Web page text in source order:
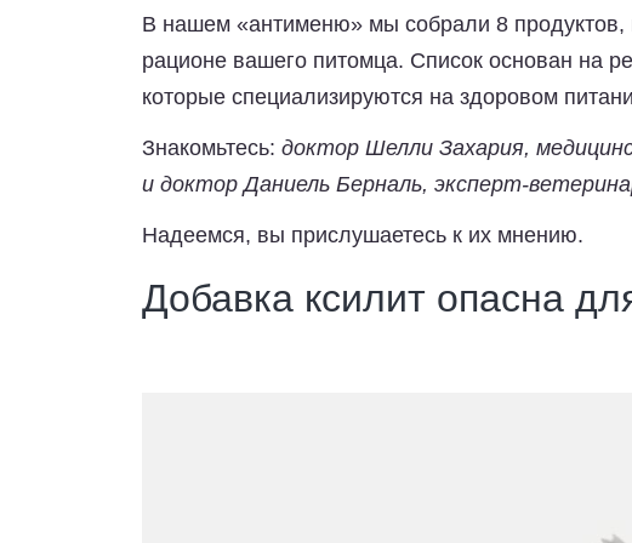
В нашем «антименю» мы собрали 8
рационе вашего питомца. Список основан на
которые специализируются на здоровом
Знакомьтесь: доктор Шелли Захария,
и доктор Даниель Берналь, эксперт-
Надеемся, вы прислушаетесь к их мнению.
Добавка ксилит опасна